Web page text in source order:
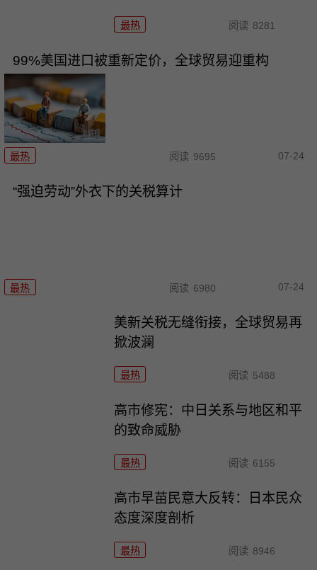
最热 阅读 8281
99%美国进口被重新定价，全球贸易迎重构
最热 阅读 9695 07-24
“强迫劳动”外衣下的关税算计
最热 阅读 6980 07-24
美新关税无缝衔接，全球贸易再
掀波澜
最热 阅读 5488
高市修宪：中日关系与地区和平
的致命威胁
最热 阅读 6155
高市早苗民意大反转：日本民众
态度深度剖析
最热 阅读 8946